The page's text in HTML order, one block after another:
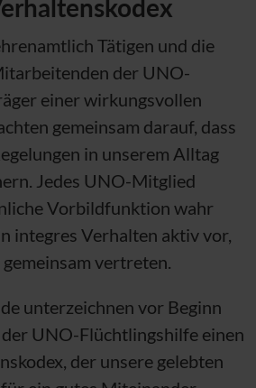
Tätigen und die
der UNO-
einer wirkungsvollen
gemeinsam darauf, dass
in unserem Alltag
Jedes UNO-Mitglied
Vorbildfunktion wahr
integres Verhalten aktiv vor,
vertreten.
unterzeichnen vor Beginn
UNO-Flüchtlingshilfe einen
der unsere gelebten